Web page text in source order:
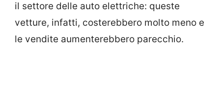
il settore delle auto elettriche: queste
vetture, infatti, costerebbero molto meno e
le vendite aumenterebbero parecchio.